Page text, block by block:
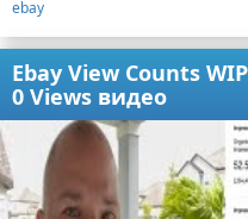
ebay
Ebay View Counts
0 Views видео